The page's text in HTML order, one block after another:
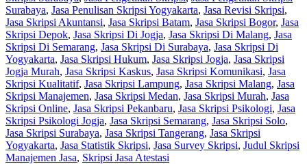
Surabaya, Jasa Penulisan Skripsi Yogyakarta, Jasa Revisi Skripsi,
Jasa Skripsi Akuntansi, Jasa Skripsi Batam, Jasa Skripsi Bogor, Jasa
Skripsi Depok, Jasa Skripsi Di Jogja, Jasa Skripsi Di Malang, Jasa
Skripsi Di Semarang, Jasa Skripsi Di Surabaya, Jasa Skripsi Di
Yogyakarta, Jasa Skripsi Hukum, Jasa Skripsi Jogja, Jasa Skripsi
Jogja Murah, Jasa Skripsi Kaskus, Jasa Skripsi Komunikasi, Jasa
Skripsi Kualitatif, Jasa Skripsi Lampung, Jasa Skripsi Malang, Jasa
Skripsi Manajemen, Jasa Skripsi Medan, Jasa Skripsi Murah, Jasa
Skripsi Online, Jasa Skripsi Pekanbaru, Jasa Skripsi Psikologi, Jasa
Skripsi Psikologi Jogja, Jasa Skripsi Semarang, Jasa Skripsi Solo,
Jasa Skripsi Surabaya, Jasa Skripsi Tangerang, Jasa Skripsi
Yogyakarta, Jasa Statistik Skripsi, Jasa Survey Skripsi, Judul Skripsi
Manajemen Jasa, Skripsi Jasa Atestasi